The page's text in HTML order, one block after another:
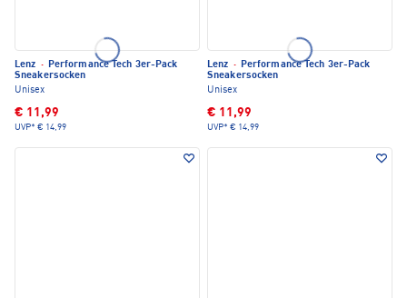
Lenz · Performance Tech 3er-Pack
Sneakersocken
Unisex
€ 11,99
UVP* € 14,99
Lenz · Performance Tech 3er-Pack
Sneakersocken
Unisex
€ 11,99
UVP* € 14,99